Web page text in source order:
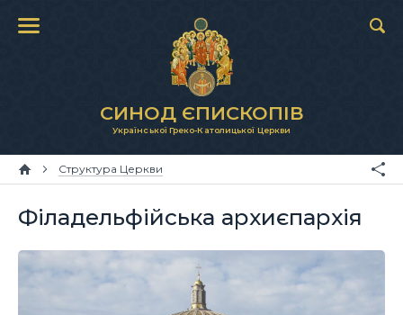
СИНОД ЄПИСКОПІВ
Української Греко-Католицької Церкви
Структура Церкви
Філадельфійська архиєпархія